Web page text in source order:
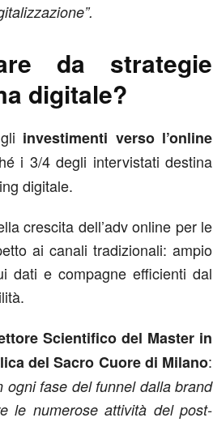
da strategie
digitale?
investimenti verso l’online
i 3/4 degli intervistati destina
digitale.
crescita dell’adv online per le
ai canali tradizionali: ampio
dati e compagne efficienti dal
Scientifico del Master in
del Sacro Cuore di Milano:
fase del funnel dalla brand
le numerose attività del post-